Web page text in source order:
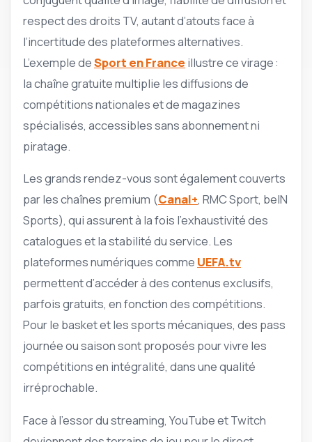
respect des droits TV, autant d’atouts face à
l’incertitude des plateformes alternatives.
L’exemple deSport en France illustre ce virage :
la chaîne gratuite multiplie les diffusions de
compétitions nationales et de magazines
spécialisés, accessibles sans abonnement ni
piratage.
Les grands rendez-vous sont également couverts
par les chaînes premium (Canal+, RMC Sport, beIN
Sports), qui assurent à la fois l’exhaustivité des
catalogues et la stabilité du service. Les
plateformes numériques comme UEFA.tv
permettent d’accéder à des contenus exclusifs,
parfois gratuits, en fonction des compétitions.
Pour le basket et les sports mécaniques, des pass
journée ou saison sont proposés pour vivre les
compétitions en intégralité, dans une qualité
irréprochable.
Face à l’essor du streaming, YouTube et Twitch